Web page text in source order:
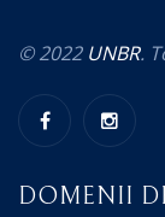
© 2022 UNBR.
DOMENII